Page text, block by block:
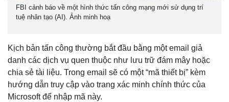
FBI cảnh báo về một hình thức tấn công mạng mới sử dụng trí
tuệ nhân tạo (AI). Ảnh minh hoạ
Kịch bản tấn công thường bắt đầu bằng một email giả
danh các dịch vụ quen thuộc như lưu trữ đám mây hoặc
chia sẻ tài liệu. Trong email sẽ có một “mã thiết bị” kèm
hướng dẫn truy cập vào trang xác minh chính thức của
Microsoft để nhập mã này.